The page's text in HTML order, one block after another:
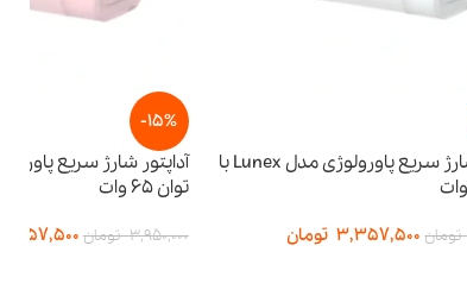
آداپتور شارژ سریع پاورولوژی مدل Lunex با
آداپتور شارژ سریع پاورولوژی مدل Lunex با
3,950,000 تومان 3,357,500 تومان